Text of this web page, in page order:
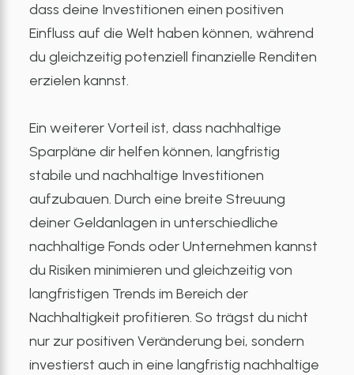
dass deine Investitionen einen positiven
Einfluss auf die Welt haben können, während
du gleichzeitig potenziell finanzielle Renditen
erzielen kannst.
Ein weiterer Vorteil ist, dass nachhaltige
Sparpläne dir helfen können, langfristig
stabile und nachhaltige Investitionen
aufzubauen. Durch eine breite Streuung
deiner Geldanlagen in unterschiedliche
nachhaltige Fonds oder Unternehmen kannst
du Risiken minimieren und gleichzeitig von
langfristigen Trends im Bereich der
Nachhaltigkeit profitieren. So trägst du nicht
nur zur positiven Veränderung bei, sondern
investierst auch in eine langfristig nachhaltige